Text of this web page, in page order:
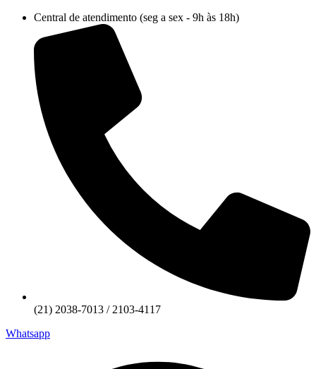
conteúdo
Central de atendimento (seg a sex - 9h às 18h)
(21) 2038-7013 / 2103-4117
Whatsapp